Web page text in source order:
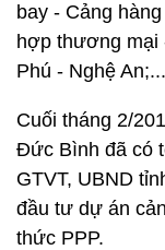
bay - Cảng
hợp thương mại
Phú - Nghệ An;...
Cuối tháng 2/
Đức Bình đã có
GTVT, UBND
đầu tư dự án
thức PPP.